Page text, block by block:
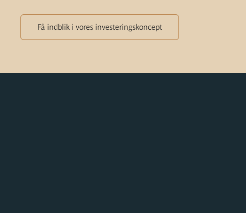
Få indblik i vores investeringskoncept